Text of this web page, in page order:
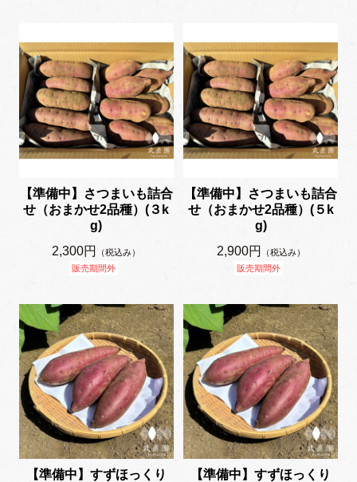
【準備中】さつまいも詰合
せ（おまかせ2品種）(３k
g)
2,300円
（税込み）
販売期間外
【準備中】さつまいも詰合
せ（おまかせ2品種）(５k
g)
2,900円
（税込み）
販売期間外
【準備中】すずほっくり
【準備中】すずほっくり